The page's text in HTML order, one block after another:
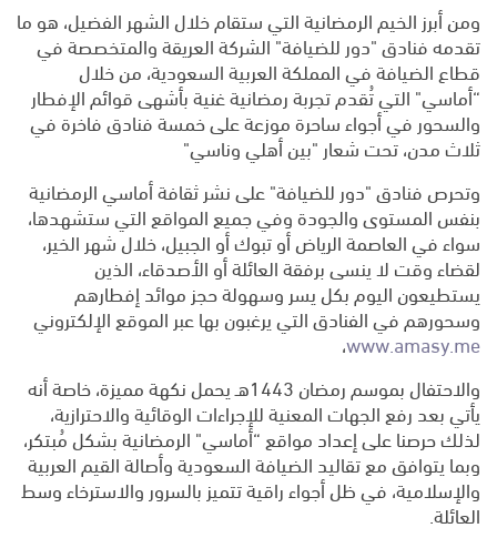
ومن أبرز الخيم الرمضانية التي ستقام خلال الشهر الفضيل، هو ما
تقدمه فنادق "دور للضيافة" الشركة العريقة والمتخصصة في
قطاع الضيافة في المملكة العربية السعودية، من خلال
“أماسي" التي تُقدم تجربة رمضانية غنية بأشهى قوائم الإفطار
والسحور في أجواء ساحرة موزعة على خمسة فنادق فاخرة في
ثلاث مدن، تحت شعار "بين أهلي وناسي"
وتحرص فنادق "دور للضيافة" على نشر ثقافة أماسي الرمضانية
بنفس المستوى والجودة وفي جميع المواقع التي ستشهدها،
سواء في العاصمة الرياض أو تبوك أو الجبيل، خلال شهر الخير،
لقضاء وقت لا ينسى برفقة العائلة أو الأصدقاء، الذين
يستطيعون اليوم بكل يسر وسهولة حجز موائد إفطارهم
وسحورهم في الفنادق التي يرغبون بها عبر الموقع الإلكتروني
www.amasy.me،
والاحتفال بموسم رمضان 1443هـ يحمل نكهة مميزة، خاصة أنه
يأتي بعد رفع الجهات المعنية للإجراءات الوقائية والاحترازية،
لذلك حرصنا على إعداد مواقع “أماسي" الرمضانية بشكل مُبتكر،
وبما يتوافق مع تقاليد الضيافة السعودية وأصالة القيم العربية
والإسلامية، في ظل أجواء راقية تتميز بالسرور والاسترخاء وسط
العائلة.